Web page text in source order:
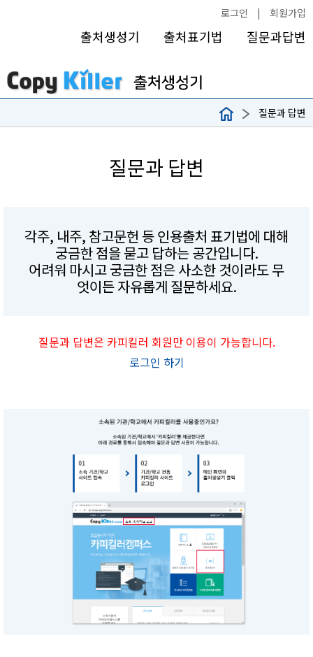
로그인 | 회원가입
출처생성기 출처표기법 질문과답변
질문과 답변
질문과 답변
각주, 내주, 참고문헌 등 인용출처 표기법에 대해
궁금한 점을 묻고 답하는 공간입니다.
어려워 마시고 궁금한 점은 사소한 것이라도 무
엇이든 자유롭게 질문하세요.
질문과 답변은 카피킬러 회원만 이용이 가능합니다.
로그인 하기